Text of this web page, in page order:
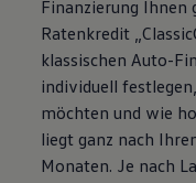
Finanzierung Ihnen
Ratenkredit
klassischen Auto-
individuell
möchten und wie
liegt ganz nach
Monaten. Je nach